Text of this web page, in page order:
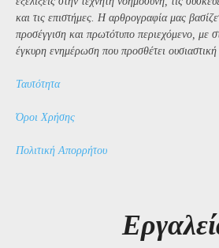
και τις επιστήμες. Η αρθρογραφία μας
προσέγγιση και πρωτότυπο περιεχόμενο, με
έγκυρη ενημέρωση που προσθέτει
Ταυτότητα
Όροι Χρήσης
Πολιτική Απορρήτου